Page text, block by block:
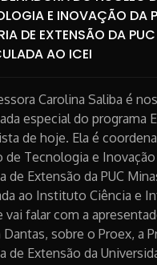
E INOVAÇÃO DA
DE EXTENSÃO DA
AO ICEI
Carolina Saliba é
especial do programa
de hoje. Ela é
de Tecnologia e Inovação
de Extensão da PUC
ao Instituto Ciência e
vai falar com a
Dantas, sobre o Proex, a
de Extensão da